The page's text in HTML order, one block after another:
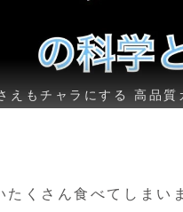
えもチャラにする 高品質
くさん食べてしまい